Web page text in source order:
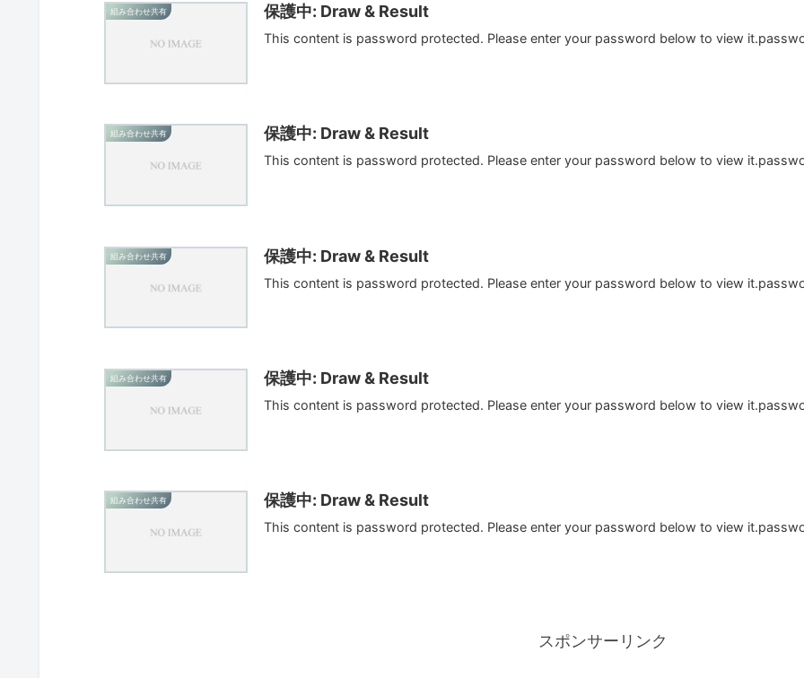
組み合わせ共有 保護中: Draw & Result
This content is password protected. Please enter your password below to view
組み合わせ共有 保護中: Draw & Result
This content is password protected. Please enter your password below to view
組み合わせ共有 保護中: Draw & Result
This content is password protected. Please enter your password below to view
組み合わせ共有 保護中: Draw & Result
This content is password protected. Please enter your password below to view
組み合わせ共有 保護中: Draw & Result
This content is password protected. Please enter your password below to view
スポンサーリンク